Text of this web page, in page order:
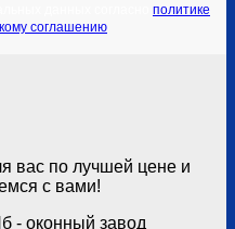
политике
соглашению
вас по лучшей цене и
с вами!